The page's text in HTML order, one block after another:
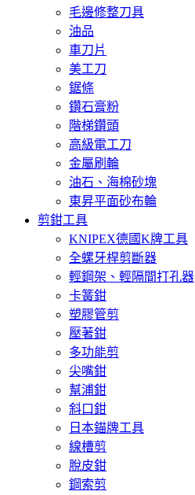
毛邊修整刀具
油品
車刀片
美工刀
鋸條
鑽石膏粉
階梯鑽頭
高級電工刀
金屬刷輪
油石、海棉砂塊
東昇平面砂布輪
剪鉗工具
KNIPEX德國K牌工具
全螺牙桿剪斷器
輕鋼架、輕隔間打孔器
卡簧鉗
塑膠管剪
壓著鉗
多功能剪
尖嘴鉗
幫浦鉗
斜口鉗
日本錨牌工具
線槽剪
脫皮鉗
鋼索剪